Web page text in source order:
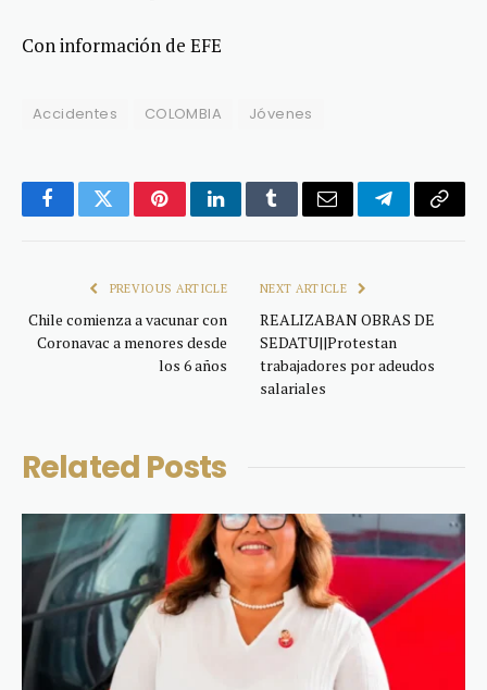
Con información de EFE
Accidentes COLOMBIA Jóvenes
FacebookTwitterPinterestLinkedInTumblrEmail TelegramCopy
PREVIOUS ARTICLE
Chile comienza a vacunar con
Coronavac a menores desde
los 6 años
NEXT ARTICLE
REALIZABAN OBRAS DE
SEDATU||Protestan
trabajadores por adeudos
salariales
Related Posts